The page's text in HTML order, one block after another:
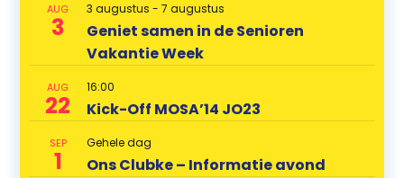
AUG
3
3 augustus -7 augustus
Geniet samen in de Senioren
Vakantie Week
AUG
22
16:00
Kick-Off MOSA’14 JO23
SEP
1
Gehele dag
Ons Clubke – Informatie avond